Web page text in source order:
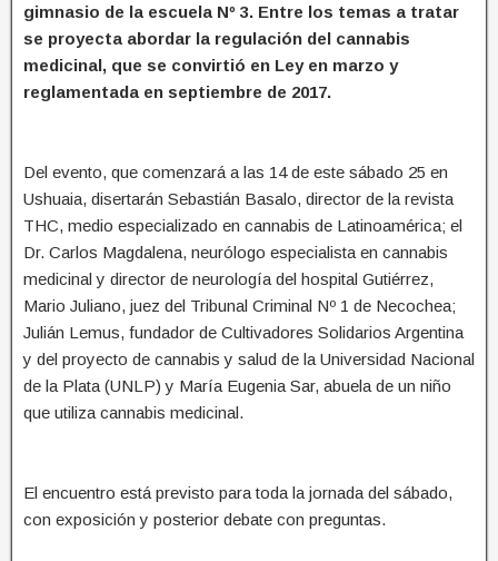
gimnasio de la escuela Nº 3. Entre los temas a tratar
se proyecta abordar la regulación del cannabis
medicinal, que se convirtió en Ley en marzo y
reglamentada en septiembre de 2017.
Del evento, que comenzará a las 14 de este sábado 25 en
Ushuaia, disertarán Sebastián Basalo, director de la revista
THC, medio especializado en cannabis de Latinoamérica; el
Dr. Carlos Magdalena, neurólogo especialista en cannabis
medicinal y director de neurología del hospital Gutiérrez,
Mario Juliano, juez del Tribunal Criminal Nº 1 de Necochea;
Julián Lemus, fundador de Cultivadores Solidarios Argentina
y del proyecto de cannabis y salud de la Universidad Nacional
de la Plata (UNLP) y María Eugenia Sar, abuela de un niño
que utiliza cannabis medicinal.
El encuentro está previsto para toda la jornada del sábado,
con exposición y posterior debate con preguntas.